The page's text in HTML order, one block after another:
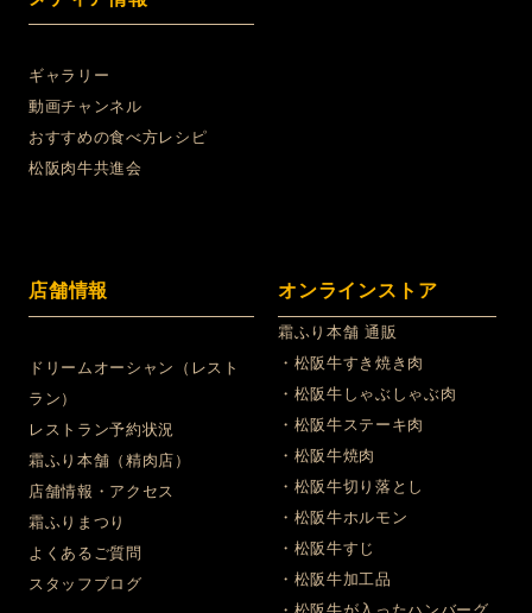
ギャラリー
動画チャンネル
おすすめの食べ方レシピ
松阪肉牛共進会
店舗情報
ドリームオーシャン（レスト
ラン）
レストラン予約状況
霜ふり本舗（精肉店）
店舗情報・アクセス
霜ふりまつり
よくあるご質問
スタッフブログ
オンラインストア
霜ふり本舗 通販
・松阪牛すき焼き肉
・松阪牛しゃぶしゃぶ肉
・松阪牛ステーキ肉
・松阪牛焼肉
・松阪牛切り落とし
・松阪牛ホルモン
・松阪牛すじ
・松阪牛加工品